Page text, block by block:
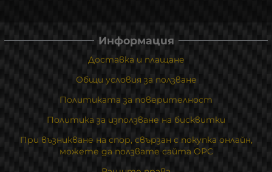
Информация
Доставка и плащане
Общи условия за ползване
Политиката за поверителност
Политика за използване на бисквитки
При възникване на спор, свързан с покупка онлайн,
можете да ползвате сайта ОРС